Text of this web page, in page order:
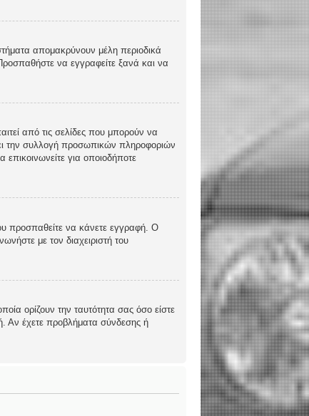
απομακρύνουν μέλη περιοδικά
να εγγραφείτε ξανά και να
από τις σελίδες που μπορούν να
την συλλογή προσωπικών πληροφοριών
για οποιοδήποτε
προσπαθείτε να κάνετε εγγραφή. Ο
με τον διαχειριστή του
ορίζουν την ταυτότητα σας όσο είστε
Αν έχετε προβλήματα σύνδεσης ή